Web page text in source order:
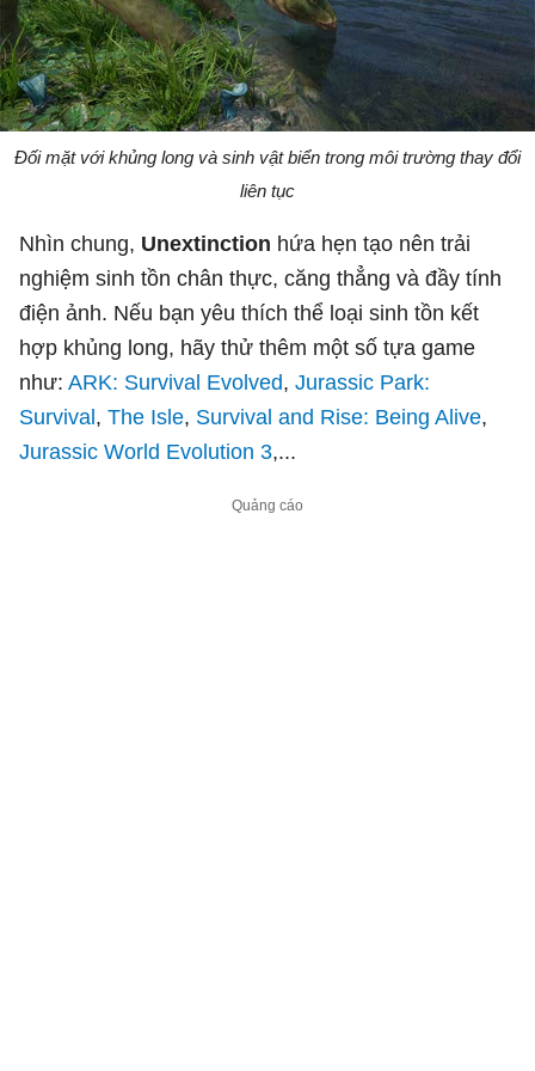
Đối mặt với khủng long và sinh vật biển trong môi trường thay đổi
liên tục
Nhìn chung, Unextinction hứa hẹn tạo nên trải
nghiệm sinh tồn chân thực, căng thẳng và đầy tính
điện ảnh. Nếu bạn yêu thích thể loại sinh tồn kết
hợp khủng long, hãy thử thêm một số tựa game
như: ARK: Survival Evolved, Jurassic Park:
Survival, The Isle, Survival and Rise: Being Alive,
Jurassic World Evolution 3,...